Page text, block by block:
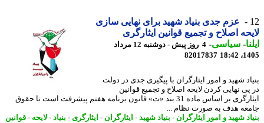
عزم جدی بنیاد شهید برای نهایی سازی
اصلاح و تجمیع قوانین ایثارگری
-سیاسی-
4 روز پیش - دوشنبه 12 مرداد
82017837
شهید و امور ایثارگران با پیگیری جدی در دولت
نهایی کردن لایحه اصلاح و تجمیع قوانین
ایثارگری بر اساس ماده 31 بند «ت» قانون برنامه هفتم پیشرفت است تا حقوق
هدف به صورت نظام ...
شهید و امور ایثارگران- بنیاد شهید-ایثارگران- ایثارگری - بنیاد -لایحه-قوانین